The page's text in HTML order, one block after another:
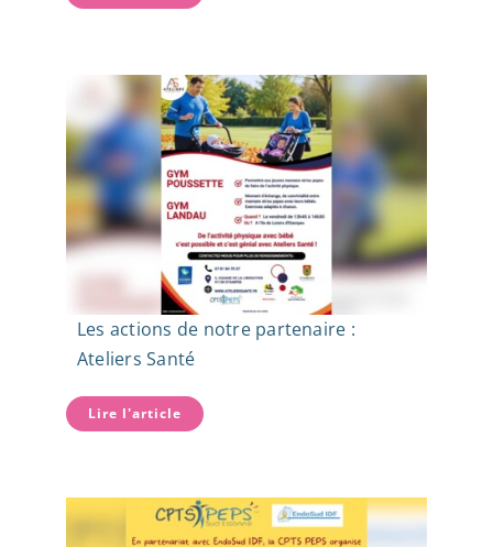
Les actions de notre partenaire :
Ateliers Santé
Lire l'article